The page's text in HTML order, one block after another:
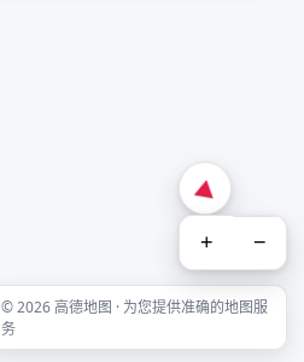
+ −
© 2026 高德地图 · 为您提供准确的地图服
务